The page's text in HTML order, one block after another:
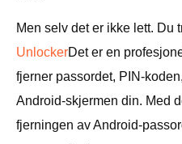
Men selv det er ikke lett. Du
UnlockerDet er en
fjerner passordet, PIN-
Android-skjermen din. Med
fjerningen av Android-